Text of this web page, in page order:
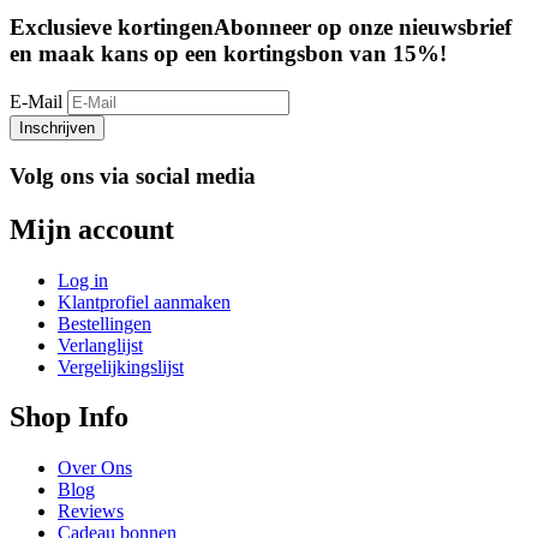
Exclusieve kortingenAbonneer op onze nieuwsbrief
en maak kans op een kortingsbon van 15%!
E-Mail
Inschrijven
Volg ons via social media
Mijn account
Log in
Klantprofiel aanmaken
Bestellingen
Verlanglijst
Vergelijkingslijst
Shop Info
Over Ons
Blog
Reviews
Cadeau bonnen